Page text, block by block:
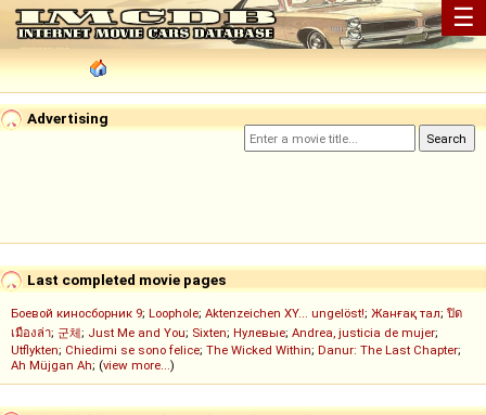
☰
Advertising
Last completed movie pages
Боевой киносборник 9; Loophole; Aktenzeichen XY... ungelöst!; Жанғақ тал; ปิด
เมืองล่า; 군체; Just Me and You; Sixten; Нулевые; Andrea, justicia de mujer;
Utflykten; Chiedimi se sono felice; The Wicked Within; Danur: The Last Chapter;
Ah Müjgan Ah; (view more...)